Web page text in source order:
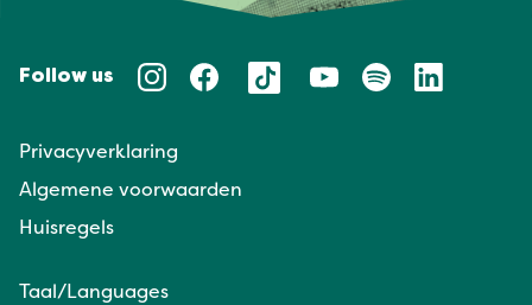
Follow us
Privacyverklaring
Algemene voorwaarden
Huisregels
Taal/Languages